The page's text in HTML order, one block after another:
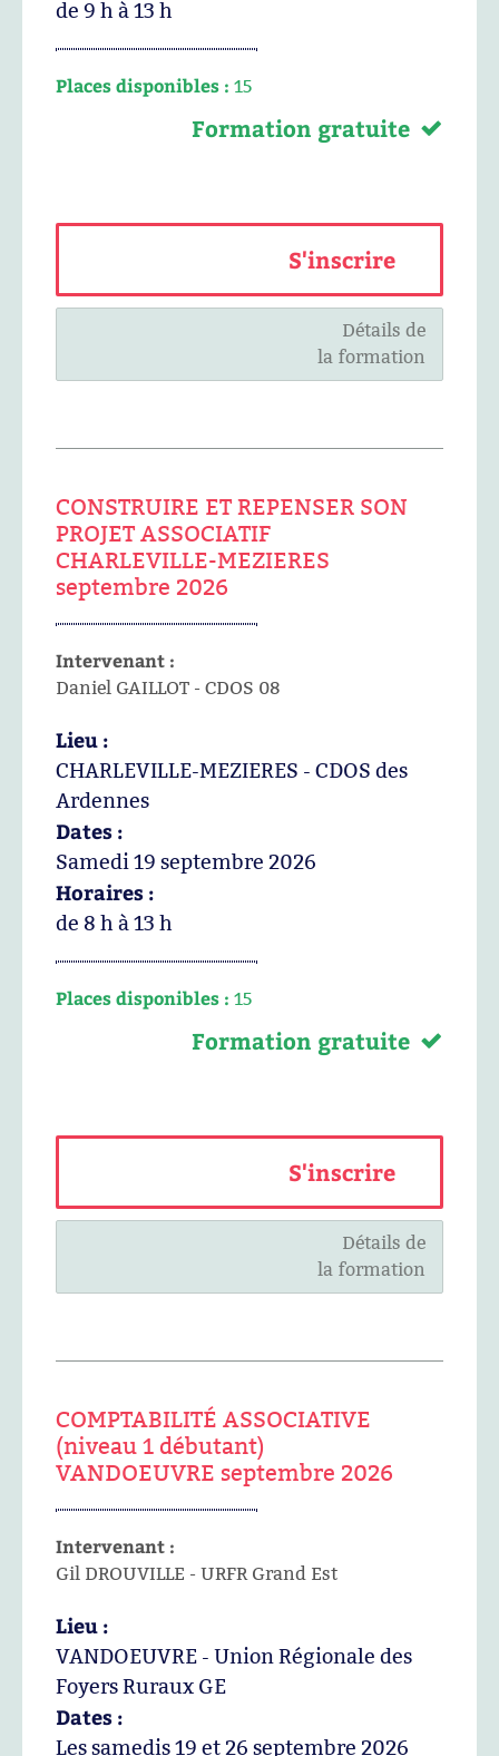
de 9 h à 13 h
Places disponibles : 15
Formation gratuite
S'inscrire
Détails de
la formation
CONSTRUIRE ET REPENSER SON
PROJET ASSOCIATIF
CHARLEVILLE-MEZIERES
septembre 2026
Intervenant :
Daniel GAILLOT - CDOS 08
Lieu :
CHARLEVILLE-MEZIERES - CDOS des
Ardennes
Dates :
Samedi 19 septembre 2026
Horaires :
de 8 h à 13 h
Places disponibles : 15
Formation gratuite
S'inscrire
Détails de
la formation
COMPTABILITÉ ASSOCIATIVE
(niveau 1 débutant)
VANDOEUVRE septembre 2026
Intervenant :
Gil DROUVILLE - URFR Grand Est
Lieu :
VANDOEUVRE - Union Régionale des
Foyers Ruraux GE
Dates :
Les samedis 19 et 26 septembre 2026